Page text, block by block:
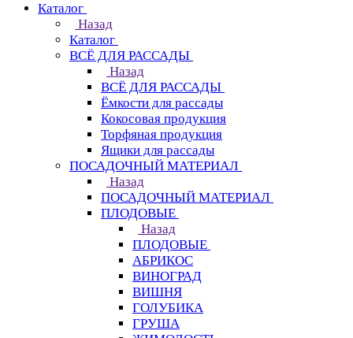
Каталог
Назад
Каталог
ВСЁ ДЛЯ РАССАДЫ
Назад
ВСЁ ДЛЯ РАССАДЫ
Ёмкости для рассады
Кокосовая продукция
Торфяная продукция
Ящики для рассады
ПОСАДОЧНЫЙ МАТЕРИАЛ
Назад
ПОСАДОЧНЫЙ МАТЕРИАЛ
ПЛОДОВЫЕ
Назад
ПЛОДОВЫЕ
АБРИКОС
ВИНОГРАД
ВИШНЯ
ГОЛУБИКА
ГРУША